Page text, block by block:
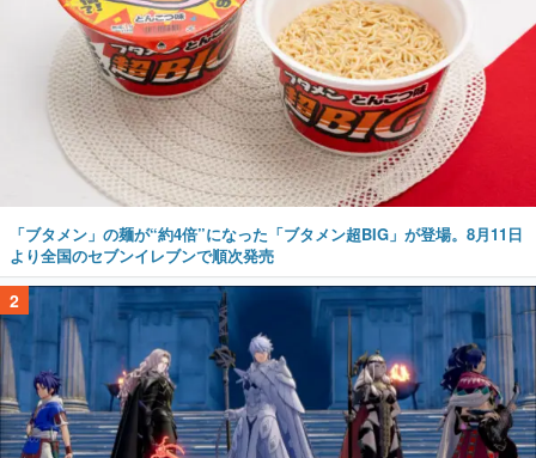
「ブタメン」の麺が“約4倍”になった「ブタメン超BIG」が登場。8月11日
より全国のセブンイレブンで順次発売
2